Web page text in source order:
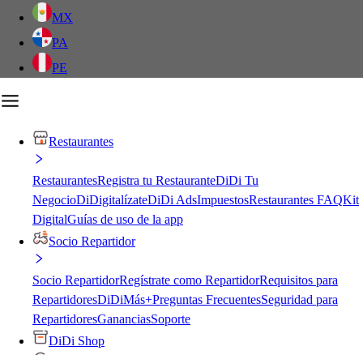
MX
PA
PE
Restaurantes
RestaurantesRegistra tu RestauranteDiDi Tu
NegocioDiDigitalízateDiDi AdsImpuestosRestaurantes FAQKit
DigitalGuías de uso de la app
Socio Repartidor
Socio RepartidorRegístrate como RepartidorRequisitos para
RepartidoresDiDiMás+Preguntas FrecuentesSeguridad para
RepartidoresGananciasSoporte
DiDi Shop